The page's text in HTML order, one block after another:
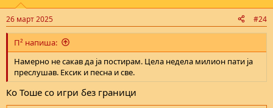
s
:
26 март 2025 #24
П² напиша:
Намерно не сакав да ја постирам. Цела недела милион пати ја
преслушав. Ексик и песна и све.
Ко Тоше со игри без граници